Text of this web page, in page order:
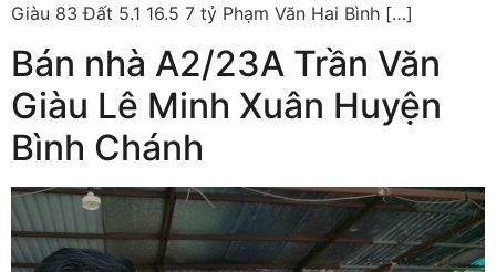
Giàu 83 Đất 5.1 16.5 7 tỷ Phạm Văn Hai Bình […]
Bán nhà A2/23A Trần Văn
Giàu Lê Minh Xuân Huyện
Bình Chánh